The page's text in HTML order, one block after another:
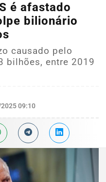
é afastado
bilionário
causado pelo
bilhões, entre 2019
09:10